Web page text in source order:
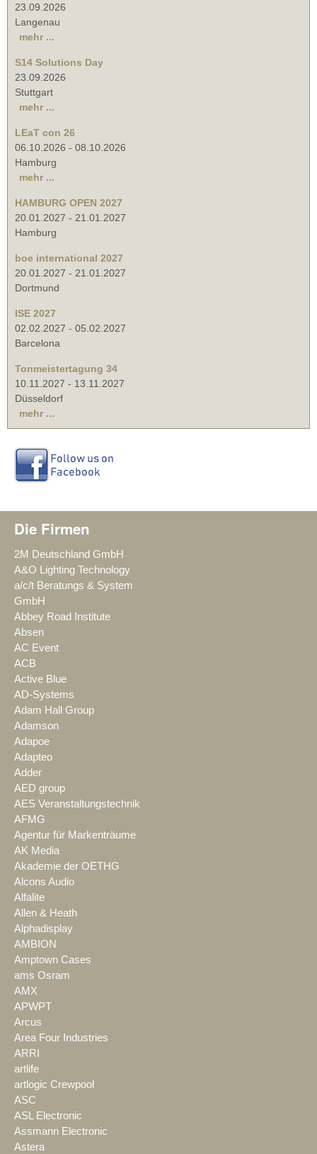
23.09.2026
Langenau
mehr ...
S14 Solutions Day
23.09.2026
Stuttgart
mehr ...
LEaT con 26
06.10.2026 - 08.10.2026
Hamburg
mehr ...
HAMBURG OPEN 2027
20.01.2027 - 21.01.2027
Hamburg
boe international 2027
20.01.2027 - 21.01.2027
Dortmund
ISE 2027
02.02.2027 - 05.02.2027
Barcelona
Tonmeistertagung 34
10.11.2027 - 13.11.2027
Düsseldorf
mehr ...
Die Firmen
2M Deutschland GmbH
A&O Lighting Technology
a/c/t Beratungs & System
GmbH
Abbey Road Institute
Absen
AC Event
ACB
Active Blue
AD-Systems
Adam Hall Group
Adamson
Adapoe
Adapteo
Adder
AED group
AES Veranstaltungstechnik
AFMG
Agentur für Markenträume
AK Media
Akademie der OETHG
Alcons Audio
Alfalite
Allen & Heath
Alphadisplay
AMBION
Amptown Cases
ams Osram
AMX
APWPT
Arcus
Area Four Industries
ARRI
artlife
artlogic Crewpool
ASC
ASL Electronic
Assmann Electronic
Astera